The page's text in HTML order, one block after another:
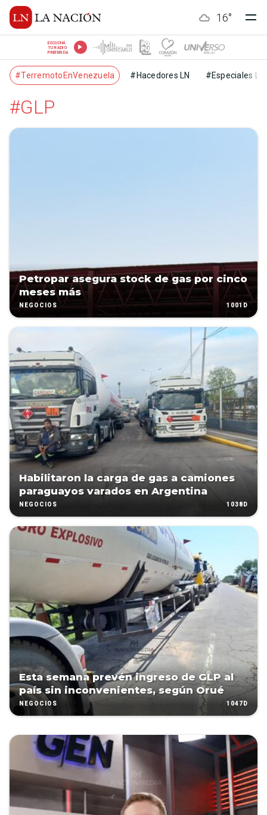
16°
ESCUCHÁ
TU RADIO
PREFERIDA
#TerremotoEnVenezuela #Hacedores LN #Especiales LN
#GLP
Petropar asegura stock de gas por cinco
meses más
NEGOCIOS 1001D
Habilitaron la carga de gas a camiones
paraguayos varados en Argentina
NEGOCIOS 1038D
Esta semana prevén ingreso de GLP al
país sin inconvenientes, según Orué
NEGOCIOS 1047D